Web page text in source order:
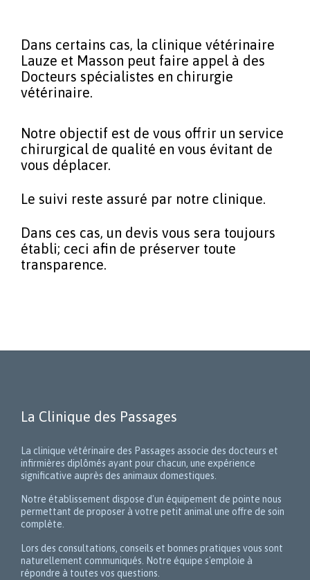
Dans certains cas, la clinique vétérinaire
Lauze et Masson peut faire appel à des
Docteurs spécialistes en chirurgie
vétérinaire.
Notre objectif est de vous offrir un service
chirurgical de qualité en vous évitant de
vous déplacer.
Le suivi reste assuré par notre clinique.
Dans ces cas, un devis vous sera toujours
établi; ceci afin de préserver toute
transparence.
La Clinique des Passages
La clinique vétérinaire des Passages associe des docteurs et
infirmières diplômés ayant pour chacun, une expérience
significative auprès des animaux domestiques.
Notre établissement dispose d'un équipement de pointe nous
permettant de proposer à votre petit animal une offre de soin
complète.
Lors des consultations, conseils et bonnes pratiques vous sont
naturellement communiqués. Notre équipe s'emploie à
répondre à toutes vos questions.